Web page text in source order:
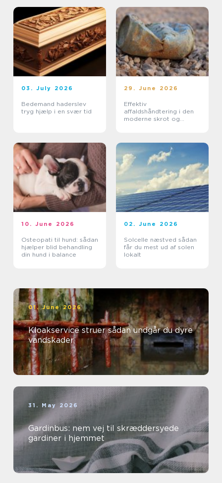
03. July 2026
Bedemand haderslev
tryg hjælp i en svær tid
29. June 2026
Effektiv
affaldshåndtering i den
moderne skrot og
10. June 2026
Osteopati til hund: sådan
hjælper blid behandling
din hund i balance
02. June 2026
Solcelle næstved sådan
får du mest ud af solen
lokalt
01. June 2026
Kloakservice struer sådan undgår du dyre
vandskader
31. May 2026
Gardinbus: nem vej til skræddersyede
gardiner i hjemmet